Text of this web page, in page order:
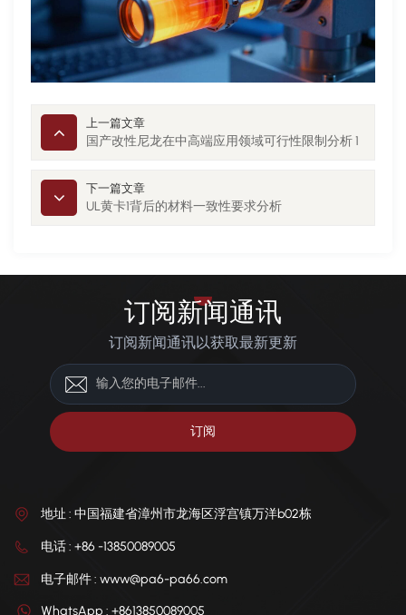
上一篇文章
国产改性尼龙在中高端应用领域可行性限制分析 1
下一篇文章
UL黄卡1背后的材料一致性要求分析
订阅新闻通讯
订阅新闻通讯以获取最新更新
地址 : 中国福建省漳州市龙海区浮宫镇万洋b02栋
电话 : +86 -13850089005
电子邮件 : www@pa6-pa66.com
WhatsApp : +8613850089005